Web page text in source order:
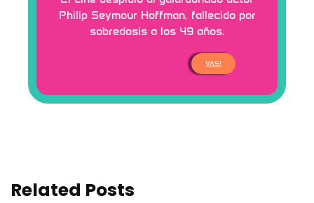
Philip Seymour Hoffman, fallecido por
sobredosis a los 49 años.
VAS!
Related Posts